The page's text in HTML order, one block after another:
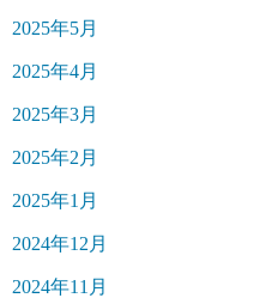
2025年5月
2025年4月
2025年3月
2025年2月
2025年1月
2024年12月
2024年11月